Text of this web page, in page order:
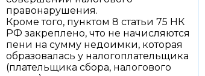
правонарушения.
Кроме того, пунктом 8 статьи 75 НК
РФ закреплено, что не начисляются
пени на сумму недоимки, которая
образовалась у налогоплательщика
(плательщика сбора, налогового